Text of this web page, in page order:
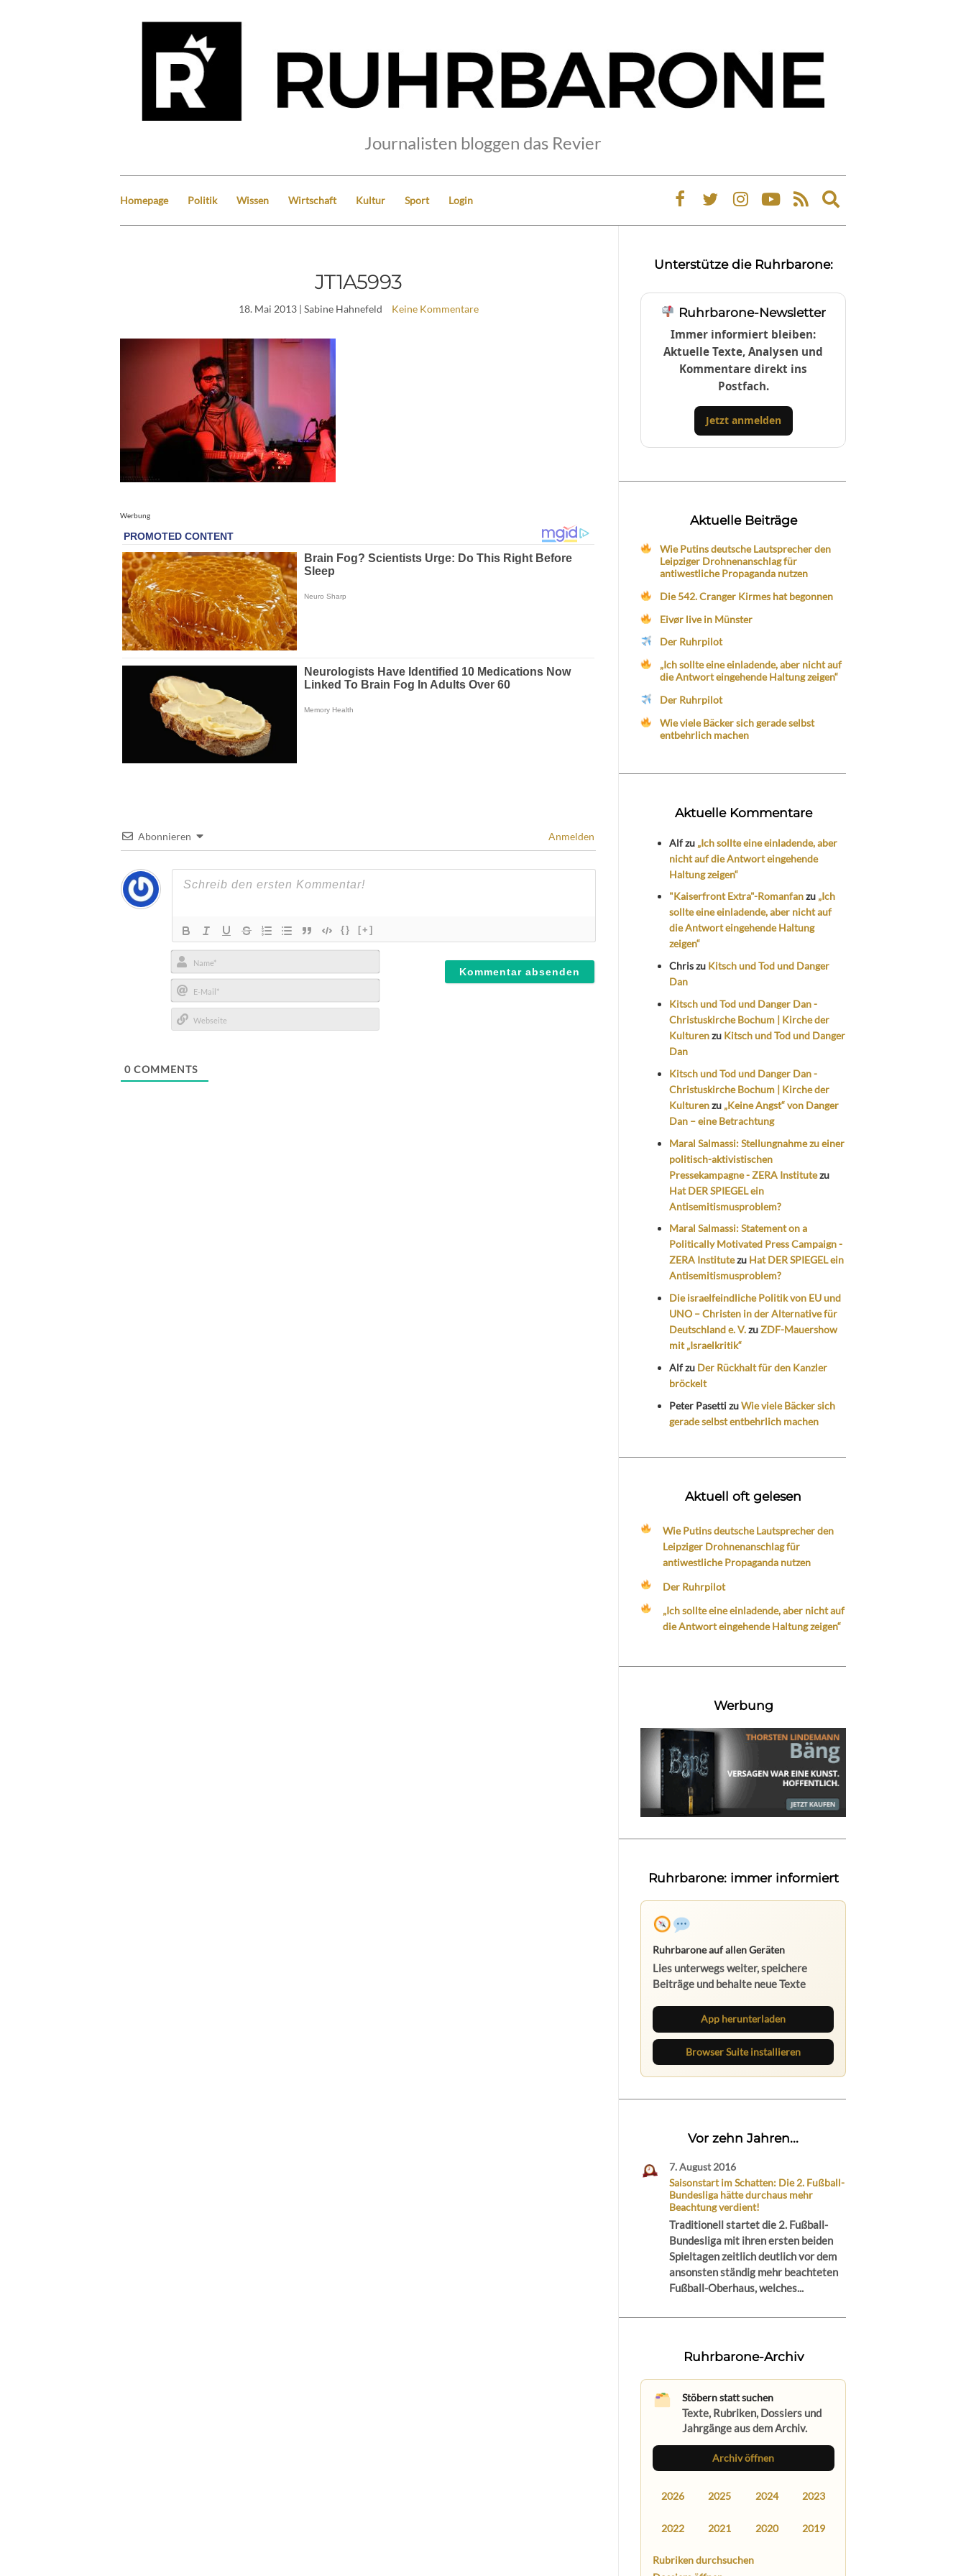
Journalisten bloggen das Revier
Homepage Politik Wissen Wirtschaft Kultur Sport Login
Expand
search
JT1A5993
18. Mai 2013| Sabine Hahnefeld Keine Kommentare
Werbung
Abonnieren Anmelden
{} [+]
Name*
E-
Mail*
0 COMMENTS
Unterstütze die Ruhrbarone:
Ruhrbarone-Newsletter
Immer informiert bleiben:
Aktuelle Texte, Analysen und
Kommentare direkt ins
Postfach.
Jetzt anmelden
Aktuelle Beiträge
Wie Putins deutsche Lautsprecher den
Leipziger Drohnenanschlag für
antiwestliche Propaganda nutzen
Die 542. Cranger Kirmes hat begonnen
Eivør live in Münster
Der Ruhrpilot
„Ich sollte eine einladende, aber nicht auf
die Antwort eingehende Haltung zeigen“
Der Ruhrpilot
Wie viele Bäcker sich gerade selbst
entbehrlich machen
Aktuelle Kommentare
Alfzu „Ich sollte eine einladende, aber
nicht auf die Antwort eingehende
Haltung zeigen“
"Kaiserfront Extra"-Romanfanzu „Ich
sollte eine einladende, aber nicht auf
die Antwort eingehende Haltung
zeigen“
Chriszu Kitsch und Tod und Danger
Dan
Kitsch und Tod und Danger Dan -
Christuskirche Bochum | Kirche der
Kulturenzu Kitsch und Tod und Danger
Dan
Kitsch und Tod und Danger Dan -
Christuskirche Bochum | Kirche der
Kulturenzu „Keine Angst“ von Danger
Dan – eine Betrachtung
Maral Salmassi: Stellungnahme zu einer
politisch-aktivistischen
Pressekampagne - ZERA Institutezu
Hat DER SPIEGEL ein
Antisemitismusproblem?
Maral Salmassi: Statement on a
Politically Motivated Press Campaign -
ZERA Institutezu Hat DER SPIEGEL ein
Antisemitismusproblem?
Die israelfeindliche Politik von EU und
UNO – Christen in der Alternative für
Deutschland e. V.zuZDF-Mauershow
mit „Israelkritik“
Alfzu Der Rückhalt für den Kanzler
bröckelt
Peter PasettizuWie viele Bäcker sich
gerade selbst entbehrlich machen
Aktuell oft gelesen
Wie Putins deutsche Lautsprecher den
Leipziger Drohnenanschlag für
antiwestliche Propaganda nutzen
Der Ruhrpilot
„Ich sollte eine einladende, aber nicht auf
die Antwort eingehende Haltung zeigen“
Werbung
Ruhrbarone: immer informiert
Ruhrbarone auf allen Geräten
Lies unterwegs weiter, speichere
Beiträge und behalte neue Texte
App herunterladen
Browser Suite installieren
Vor zehn Jahren...
7. August 2016
Saisonstart im Schatten: Die 2. Fußball-
Bundesliga hätte durchaus mehr
Beachtung verdient!
Traditionell startet die 2. Fußball-
Bundesliga mit ihren ersten beiden
Spieltagen zeitlich deutlich vor dem
ansonsten ständig mehr beachteten
Fußball-Oberhaus, welches...
Ruhrbarone-Archiv
Stöbern statt suchen
Texte, Rubriken, Dossiers und
Jahrgänge aus dem Archiv.
Archiv öffnen
2026 2025 2024 2023
2022 2021 2020 2019
Rubriken durchsuchen